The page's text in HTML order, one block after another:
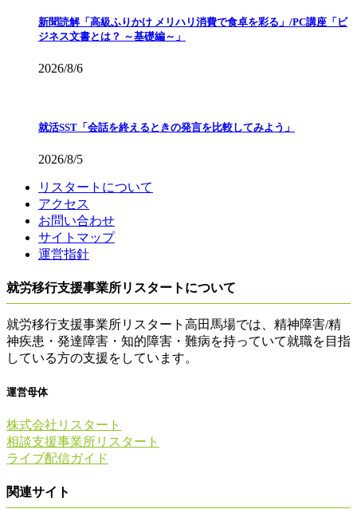
新聞読解「高級ふりかけ メリハリ消費で食卓を彩る」/PC講座「ビ
ジネス文書とは？ ～基礎編～」
2026/8/6
就活SST「会話を終えるときの発言を比較してみよう」
2026/8/5
リスタートについて
アクセス
お問い合わせ
サイトマップ
運営指針
就労移行支援事業所リスタートについて
就労移行支援事業所リスタート高田馬場では、精神障害/精
神疾患・発達障害・知的障害・難病を持っていて就職を目指
している方の支援をしています。
運営母体
株式会社リスタート
相談支援事業所リスタート
ライブ配信ガイド
関連サイト